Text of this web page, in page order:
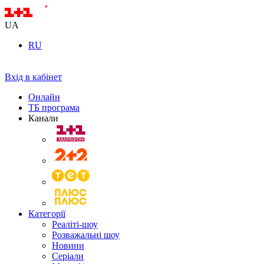
UA
RU
Вхід в кабінет
Онлайн
ТБ програма
Канали
Категорії
Реаліті-шоу
Розважальні шоу
Новини
Серіали